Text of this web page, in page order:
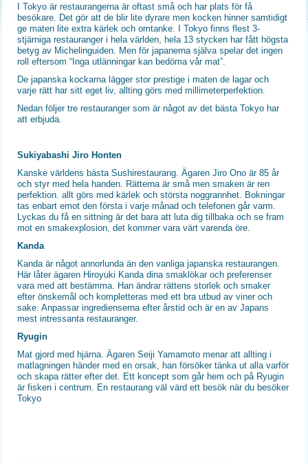
I Tokyo är restaurangerna är oftast små och har plats för få
besökare. Det gör att de blir lite dyrare men kocken hinner samtidigt
ge maten lite extra kärlek och omtanke. I Tokyo finns flest 3-
stjärniga restauranger i hela världen, hela 13 stycken har fått högsta
betyg av Michelinguiden. Men för japanerna själva spelar det ingen
roll eftersom “Inga utlänningar kan bedöma vår mat”.
De japanska kockarna lägger stor prestige i maten de lagar och
varje rätt har sitt eget liv, allting görs med millimeterperfektion.
Nedan följer tre restauranger som är något av det bästa Tokyo har
att erbjuda.
Sukiyabashi Jiro Honten
Kanske världens bästa Sushirestaurang. Ägaren Jiro Ono är 85 år
och styr med hela handen. Rätterna är små men smaken är ren
perfektion. allt görs med kärlek och största noggrannhet. Bokningar
tas enbart emot den första i varje månad och telefonen går varm.
Lyckas du få en sittning är det bara att luta dig tillbaka och se fram
mot en smakexplosion, det kommer vara värt varenda öre.
Kanda
Kanda är något annorlunda än den vanliga japanska restaurangen.
Här låter ägaren Hiroyuki Kanda dina smaklökar och preferenser
vara med att bestämma. Han ändrar rättens storlek och smaker
efter önskemål och kompletteras med ett bra utbud av viner och
sake. Anpassar ingredienserna efter årstid och är en av Japans
mest intressanta restauranger.
Ryugin
Mat gjord med hjärna. Ägaren Seiji Yamamoto menar att allting i
matlagningen händer med en orsak, han försöker tänka ut alla varför
och skapa rätter efter det. Ett koncept som går hem och på Ryugin
är fisken i centrum. En restaurang väl värd ett besök när du besöker
Tokyo